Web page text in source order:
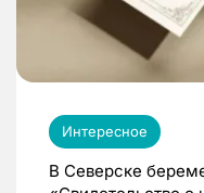
Интересное
В Северске